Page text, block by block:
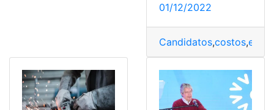
01/12/2022
Candidatos,costos,